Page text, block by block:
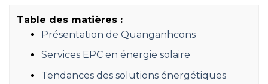
Table des matières :
Présentation de Quanganhcons
Services EPC en énergie solaire
Tendances des solutions énergétiques